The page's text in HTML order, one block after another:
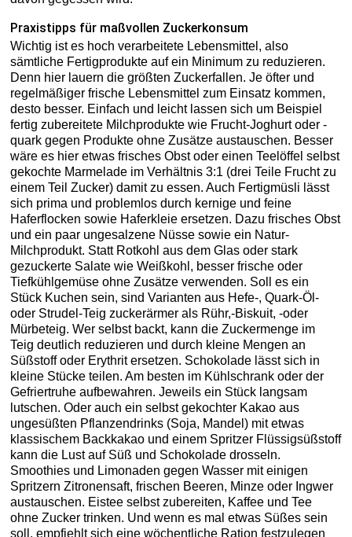
Praxistipps für maßvollen Zuckerkonsum
Wichtig ist es hoch verarbeitete Lebensmittel, also
sämtliche Fertigprodukte auf ein Minimum zu reduzieren.
Denn hier lauern die größten Zuckerfallen. Je öfter und
regelmäßiger frische Lebensmittel zum Einsatz kommen,
desto besser. Einfach und leicht lassen sich um Beispiel
fertig zubereitete Milchprodukte wie Frucht-Joghurt oder -
quark gegen Produkte ohne Zusätze austauschen. Besser
wäre es hier etwas frisches Obst oder einen Teelöffel selbst
gekochte Marmelade im Verhältnis 3:1 (drei Teile Frucht zu
einem Teil Zucker) damit zu essen. Auch Fertigmüsli lässt
sich prima und problemlos durch kernige und feine
Haferflocken sowie Haferkleie ersetzen. Dazu frisches Obst
und ein paar ungesalzene Nüsse sowie ein Natur-
Milchprodukt. Statt Rotkohl aus dem Glas oder stark
gezuckerte Salate wie Weißkohl, besser frische oder
Tiefkühlgemüse ohne Zusätze verwenden. Soll es ein
Stück Kuchen sein, sind Varianten aus Hefe-, Quark-Öl-
oder Strudel-Teig zuckerärmer als Rühr,-Biskuit, -oder
Mürbeteig. Wer selbst backt, kann die Zuckermenge im
Teig deutlich reduzieren und durch kleine Mengen an
Süßstoff oder Erythrit ersetzen. Schokolade lässt sich in
kleine Stücke teilen. Am besten im Kühlschrank oder der
Gefriertruhe aufbewahren. Jeweils ein Stück langsam
lutschen. Oder auch ein selbst gekochter Kakao aus
ungesüßten Pflanzendrinks (Soja, Mandel) mit etwas
klassischem Backkakao und einem Spritzer Flüssigsüßstoff
kann die Lust auf Süß und Schokolade drosseln.
Smoothies und Limonaden gegen Wasser mit einigen
Spritzern Zitronensaft, frischen Beeren, Minze oder Ingwer
austauschen. Eistee selbst zubereiten, Kaffee und Tee
ohne Zucker trinken. Und wenn es mal etwas Süßes sein
soll, empfiehlt sich eine wöchentliche Ration festzulegen